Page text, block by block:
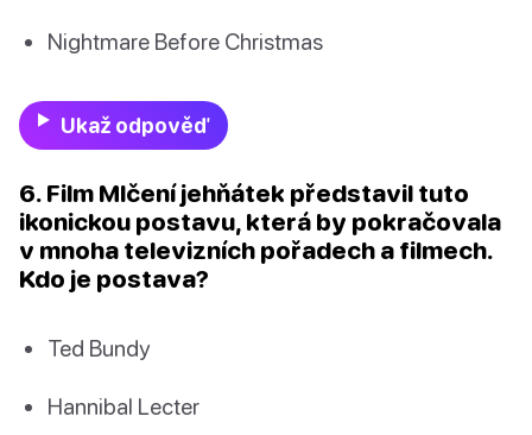
Nightmare Before Christmas
Ukaž odpověď
6. Film Mlčení jehňátek představil tuto
ikonickou postavu, která by pokračovala
v mnoha televizních pořadech a filmech.
Kdo je postava?
Ted Bundy
Hannibal Lecter